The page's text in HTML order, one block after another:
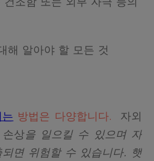
해 알아야 할 모든 것
방법은 다양합니다. 자외
상을 일으킬 수 있으며 자
면 위험할 수 있습니다. 햇